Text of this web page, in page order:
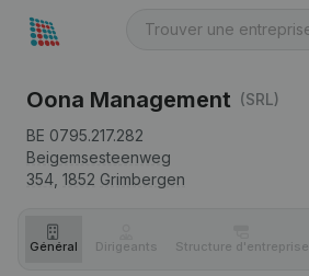
Oona Management (SRL)
BE 0795.217.282
Beigemsesteenweg
354, 1852 Grimbergen
Général Dirigeants Structure d'entreprise